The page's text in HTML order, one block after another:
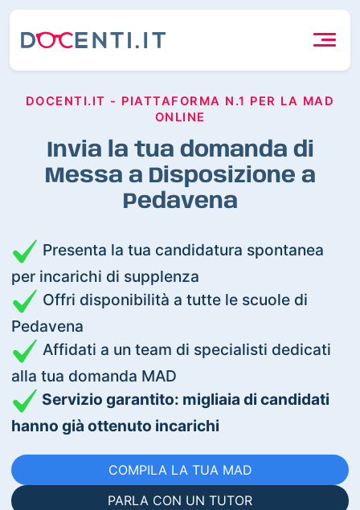
DOCENTI.IT - PIATTAFORMA N.1 PER LA MAD
ONLINE
Invia la tua domanda di
Messa a Disposizione a
Pedavena
Presenta la tua candidatura spontanea
per incarichi di supplenza
Offri disponibilità a tutte le scuole di
Pedavena
Affidati a un team di specialisti dedicati
alla tua domanda MAD
Servizio garantito: migliaia di candidati
hanno già ottenuto incarichi
COMPILA LA TUA MAD
PARLA CON UN TUTOR